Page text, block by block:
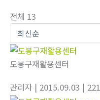
전체 13
도봉구재활용센터
관리자 | 2015.09.03 |